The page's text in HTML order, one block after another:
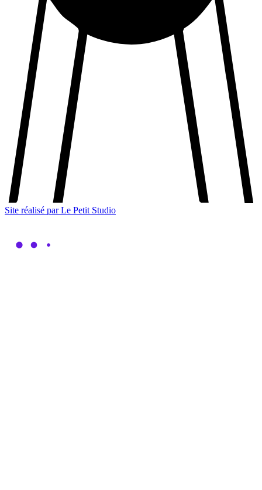
Site réalisé par Le Petit Studio